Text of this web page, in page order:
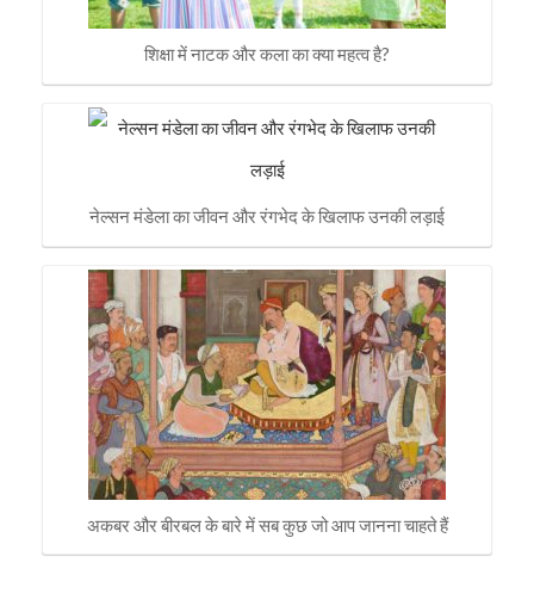
शिक्षा में नाटक और कला का क्या महत्व है?
नेल्सन मंडेला का जीवन और रंगभेद के खिलाफ उनकी लड़ाई
अकबर और बीरबल के बारे में सब कुछ जो आप जानना चाहते हैं